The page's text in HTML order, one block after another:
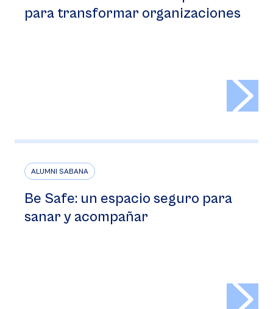
para transformar organizaciones
ALUMNI SABANA
Be Safe: un espacio seguro para
sanar y acompañar